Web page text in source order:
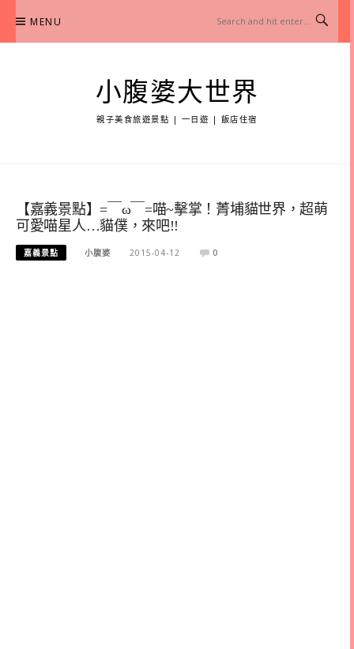
content
MENU
小腹婆大世界
親子美食旅遊景點 | 一日遊 | 飯店住宿
【嘉義景點】=￣ω￣=喵~擊掌！菁埔貓世界，超萌
可愛喵星人…貓僕，來吧!!
嘉義景點 小腹婆 2015-04-12 0